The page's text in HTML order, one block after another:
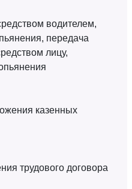
водителем,
передача
лицу,
казенных
трудового договора